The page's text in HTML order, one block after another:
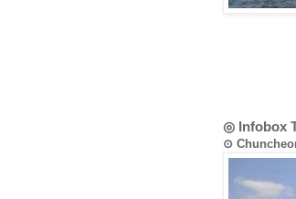
◎ Infobox
⊙